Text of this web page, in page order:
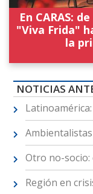
En CARAS:
"Viva Frida"
la
NOTICIAS
Otro no-socio:
Región en